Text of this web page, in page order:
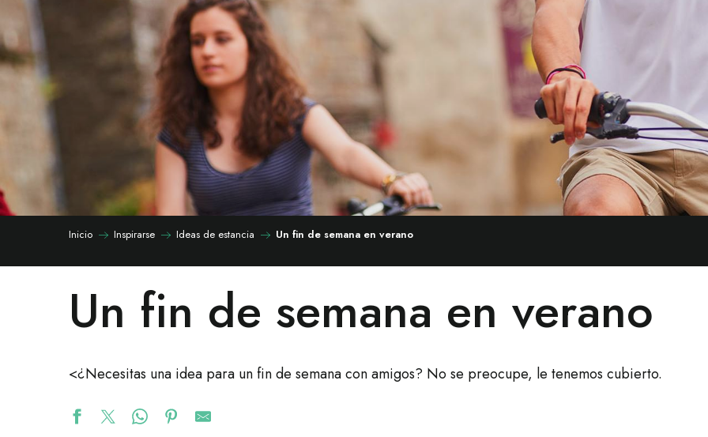
Inicio Inspirarse Ideas de estancia Un fin de semana en verano
Un fin de semana en verano
<¿Necesitas una idea para un fin de semana con amigos? No se preocupe, le tenemos cubierto.